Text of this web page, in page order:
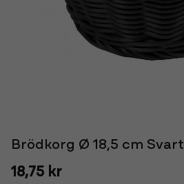
Brödkorg Ø 18,5 cm Svart
18,75 kr